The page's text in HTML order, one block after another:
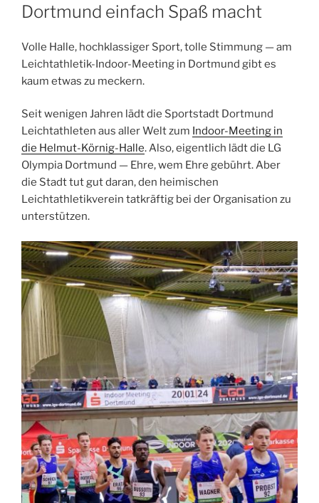
Dortmund einfach Spaß macht
Volle Halle, hochklassiger Sport, tolle Stimmung — am
Leichtathletik-Indoor-Meeting in Dortmund gibt es
kaum etwas zu meckern.
Seit wenigen Jahren lädt die Sportstadt Dortmund
Leichtathleten aus aller Welt zum Indoor-Meeting in
die Helmut-Körnig-Halle. Also, eigentlich lädt die LG
Olympia Dortmund — Ehre, wem Ehre gebührt. Aber
die Stadt tut gut daran, den heimischen
Leichtathletikverein tatkräftig bei der Organisation zu
unterstützen.